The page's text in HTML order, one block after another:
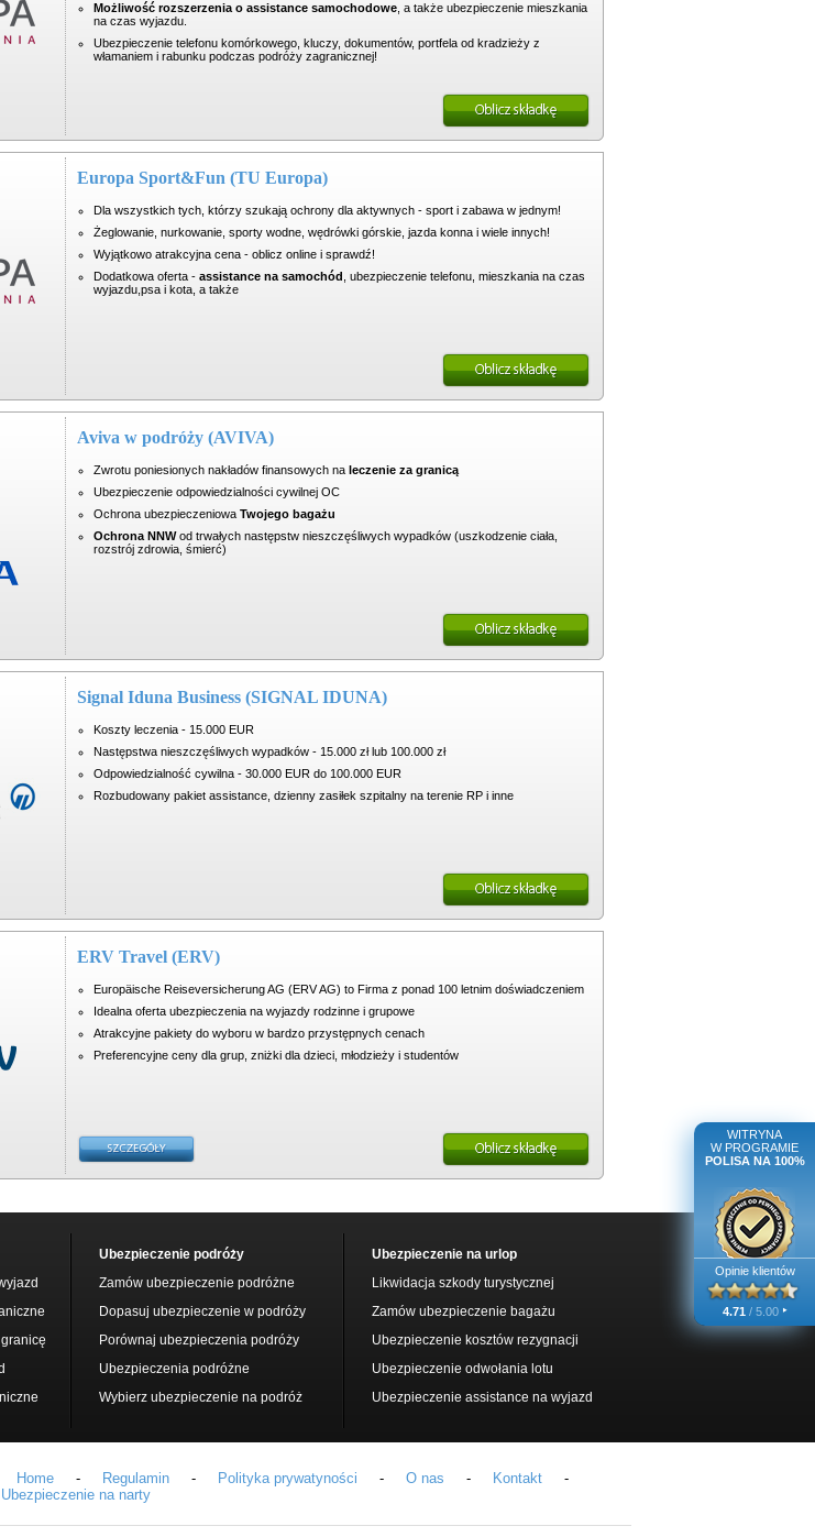
Możliwość rozszerzenia o assistance samochodowe , a także ubezpieczenie mieszkania
na czas wyjazdu.
Ubezpieczenie telefonu komórkowego, kluczy, dokumentów, portfela od kradzieży z
włamaniem i rabunku podczas podróży zagranicznej!
Europa Sport&Fun (TU Europa)
Dla wszystkich tych, którzy szukają ochrony dla aktywnych - sport i zabawa w jednym!
Żeglowanie, nurkowanie, sporty wodne, wędrówki górskie, jazda konna i wiele innych!
Wyjątkowo atrakcyjna cena - oblicz online i sprawdź!
Dodatkowa oferta - assistance na samochód , ubezpieczenie telefonu, mieszkania na czas
wyjazdu,psa i kota, a także
Aviva w podróży (AVIVA)
Zwrotu poniesionych nakładów finansowych na leczenie za granicą
Ubezpieczenie odpowiedzialności cywilnej OC
Ochrona ubezpieczeniowa Twojego bagażu
Ochrona NNWod trwałych następstw nieszczęśliwych wypadków (uszkodzenie ciała,
rozstrój zdrowia, śmierć)
Signal Iduna Business (SIGNAL IDUNA)
Koszty leczenia - 15.000 EUR
Następstwa nieszczęśliwych wypadków - 15.000 zł lub 100.000 zł
Odpowiedzialność cywilna - 30.000 EUR do 100.000 EUR
Rozbudowany pakiet assistance, dzienny zasiłek szpitalny na terenie RP i inne
ERV Travel (ERV)
Europäische Reiseversicherung AG (ERV AG) to Firma z ponad 100 letnim doświadczeniem
Idealna oferta ubezpieczenia na wyjazdy rodzinne i grupowe
Atrakcyjne pakiety do wyboru w bardzo przystępnych cenach
Preferencyjne ceny dla grup, zniżki dla dzieci, młodzieży i studentów
Ubezpieczenie podróży
Zamów ubezpieczenie podróżne
Dopasuj ubezpieczenie w podróży
Porównaj ubezpieczenia podróży
Ubezpieczenia podróżne
Wybierz ubezpieczenie na podróż
Ubezpieczenie na urlop
Likwidacja szkody turystycznej
Zamów ubezpieczenie bagażu
Ubezpieczenie kosztów rezygnacji
Ubezpieczenie odwołania lotu
Ubezpieczenie assistance na wyjazd
Home- Regulamin- Polityka prywatyności - O nas - Kontakt-
Ubezpieczenie na narty
WITRYNA
W PROGRAMIE
POLISA NA 100%
Opinie klientów
4.71 / 5.00 ‣